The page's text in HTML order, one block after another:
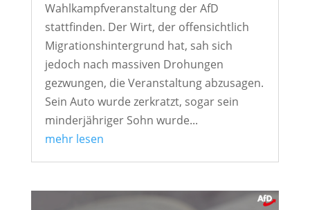
Wahlkampfveranstaltung der AfD
stattfinden. Der Wirt, der offensichtlich
Migrationshintergrund hat, sah sich
jedoch nach massiven Drohungen
gezwungen, die Veranstaltung abzusagen.
Sein Auto wurde zerkratzt, sogar sein
minderjähriger Sohn wurde...
mehr lesen